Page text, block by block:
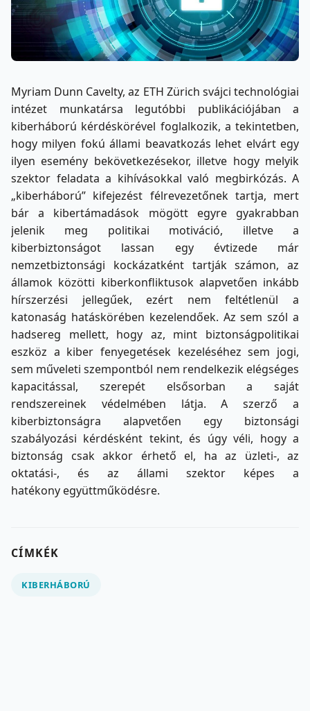
Myriam Dunn Cavelty, az ETH Zürich svájci technológiai
intézet munkatársa legutóbbi publikációjában a
kiberháború kérdéskörével foglalkozik, a tekintetben,
hogy milyen fokú állami beavatkozás lehet elvárt egy
ilyen esemény bekövetkezésekor, illetve hogy melyik
szektor feladata a kihívásokkal való megbirkózás. A
„kiberháború” kifejezést félrevezetőnek tartja, mert
bár a kibertámadások mögött egyre gyakrabban
jelenik meg politikai motiváció, illetve a
kiberbiztonságot lassan egy évtizede már
nemzetbiztonsági kockázatként tartják számon, az
államok közötti kiberkonfliktusok alapvetően inkább
hírszerzési jellegűek, ezért nem feltétlenül a
katonaság hatáskörében kezelendőek. Az sem szól a
hadsereg mellett, hogy az, mint biztonságpolitikai
eszköz a kiber fenyegetések kezeléséhez sem jogi,
sem műveleti szempontból nem rendelkezik elégséges
kapacitással, szerepét elsősorban a saját
rendszereinek védelmében látja. A szerző a
kiberbiztonságra alapvetően egy biztonsági
szabályozási kérdésként tekint, és úgy véli, hogy a
biztonság csak akkor érhető el, ha az üzleti-, az
oktatási-, és az állami szektor képes a
hatékony együttműködésre.
CÍMKÉK
KIBERHÁBORÚ